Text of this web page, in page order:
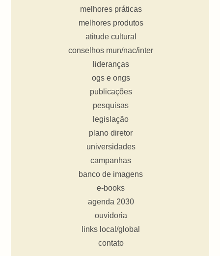
melhores práticas
melhores produtos
atitude cultural
conselhos mun/nac/inter
lideranças
ogs e ongs
publicações
pesquisas
legislação
plano diretor
universidades
campanhas
banco de imagens
e-books
agenda 2030
ouvidoria
links local/global
contato